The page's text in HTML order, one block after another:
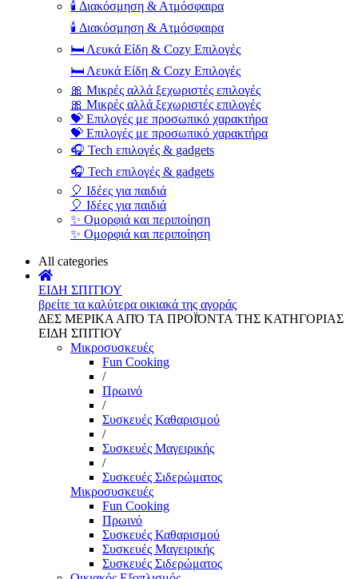
🕯️ Διακόσμηση & Ατμόσφαιρα
🕯️ Διακόσμηση & Ατμόσφαιρα
🛏️ Λευκά Είδη & Cozy Επιλογές
🛏️ Λευκά Είδη & Cozy Επιλογές
🎀 Μικρές αλλά ξεχωριστές επιλογές
🎀 Μικρές αλλά ξεχωριστές επιλογές
💝 Επιλογές με προσωπικό χαρακτήρα
💝 Επιλογές με προσωπικό χαρακτήρα
🎧 Tech επιλογές & gadgets
🎧 Tech επιλογές & gadgets
🎈 Ιδέες για παιδιά
🎈 Ιδέες για παιδιά
✨ Ομορφιά και περιποίηση
✨ Ομορφιά και περιποίηση
All categories
ΕΙΔΗ ΣΠΙΤΙΟΥ
βρείτε τα καλύτερα οικιακά της αγοράς
ΔΕΣ ΜΕΡΙΚΑ ΑΠΌ ΤΑ ΠΡΟΪΌΝΤΑ ΤΗΣ ΚΑΤΗΓΟΡΙΑΣ
ΕΙΔΗ ΣΠΙΤΙΟΥ
Μικροσυσκευές
Fun Cooking
/
Πρωινό
/
Συσκευές Καθαρισμού
/
Συσκευές Μαγειρικής
/
Συσκευές Σιδερώματος
Μικροσυσκευές
Fun Cooking
Πρωινό
Συσκευές Καθαρισμού
Συσκευές Μαγειρικής
Συσκευές Σιδερώματος